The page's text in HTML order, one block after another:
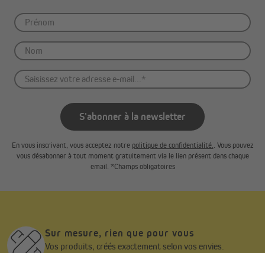
S'abonner à la newsletter
En vous inscrivant, vous acceptez notre politique de confidentialité. . Vous pouvez
vous désabonner à tout moment gratuitement via le lien présent dans chaque
email. *Champs obligatoires
Sur mesure, rien que pour vous
Vos produits, créés exactement selon vos envies.